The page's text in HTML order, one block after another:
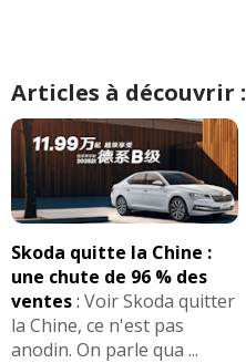
Articles à découvrir :
Skoda quitte la Chine :
une chute de 96 % des
ventes: Voir Skoda quitter
la Chine, ce n'est pas
anodin. On parle qua ...